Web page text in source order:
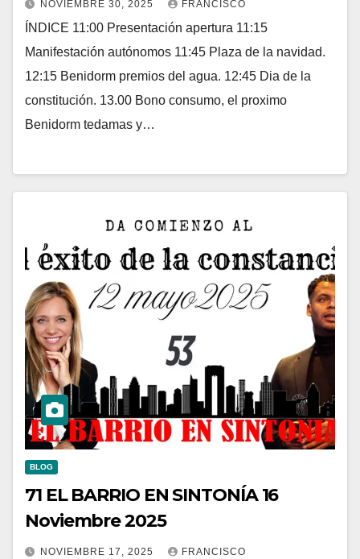
NOVIEMBRE 30, 2025 FRANCISCO
ÍNDICE 11:00 Presentación apertura 11:15
Manifestación autónomos 11:45 Plaza de la navidad.
12:15 Benidorm premios del agua. 12:45 Dia de la
constitución. 13.00 Bono consumo, el proximo
Benidorm tedamas y…
BLOG
71 EL BARRIO EN SINTONÍA 16
Noviembre 2025
NOVIEMBRE 17, 2025 FRANCISCO